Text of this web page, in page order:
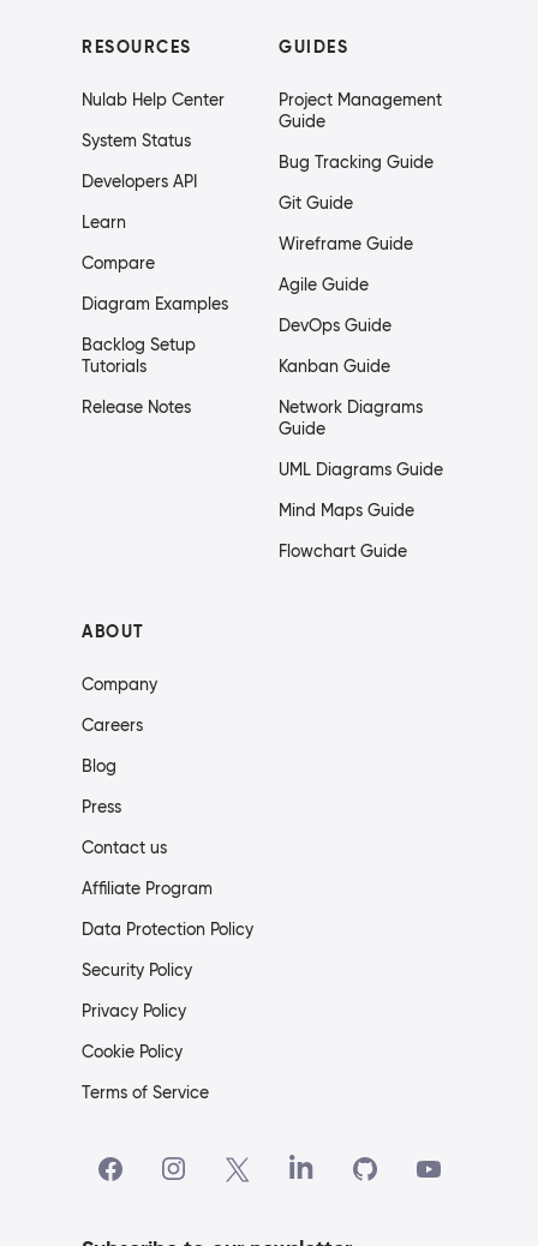
RESOURCES
Nulab Help Center
System Status
Developers API
Learn
Compare
Diagram Examples
Backlog Setup
Tutorials
Release Notes
GUIDES
Project Management
Guide
Bug Tracking Guide
Git Guide
Wireframe Guide
Agile Guide
DevOps Guide
Kanban Guide
Network Diagrams
Guide
UML Diagrams Guide
Mind Maps Guide
Flowchart Guide
ABOUT
Company
Careers
Blog
Press
Contact us
Affiliate Program
Data Protection Policy
Security Policy
Privacy Policy
Cookie Policy
Terms of Service